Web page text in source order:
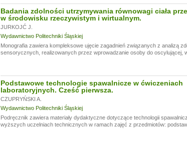
Badania zdolności utrzymywania równowagi ciała
w środowisku rzeczywistym i wirtualnym.
JURKOJĆ J.
Wydawnictwo Politechniki Śląskiej
Monografia zawiera kompleksowe ujęcie zagadnień związanych z analizą
sensorycznych, realizowanych przez wprowadzanie osoby do oscylującej,
Podstawowe technologie spawalnicze w ćwiczeniach
laboratoryjnych. Cześć pierwsza.
CZUPRYŃSKI A.
Wydawnictwo Politechniki Śląskiej
Podręcznik zawiera materiały dydaktyczne dotyczące technologii
wyższych uczelniach technicznych w ramach zajęć z przedmiotów: